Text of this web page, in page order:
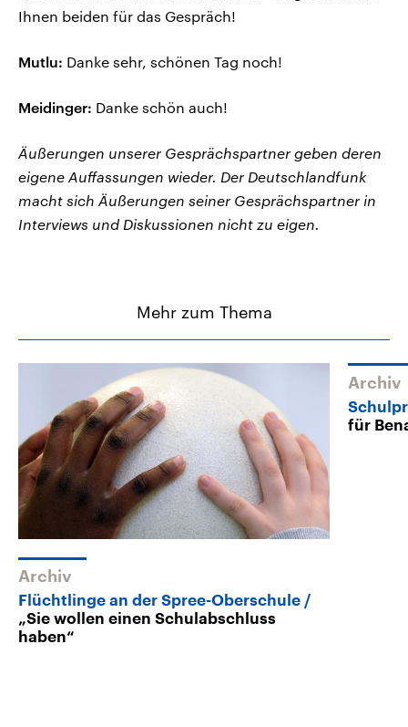
Ihnen beiden für das Gespräch!
Mutlu: Danke sehr, schönen Tag noch!
Meidinger: Danke schön auch!
Äußerungen unserer Gesprächspartner geben deren
eigene Auffassungen wieder. Der Deutschlandfunk
macht sich Äußerungen seiner Gesprächspartner in
Interviews und Diskussionen nicht zu eigen.
Mehr zum Thema
Archiv
Flüchtlinge an der Spree-Oberschule
„Sie wollen einen Schulabschluss
haben“
Archiv
für